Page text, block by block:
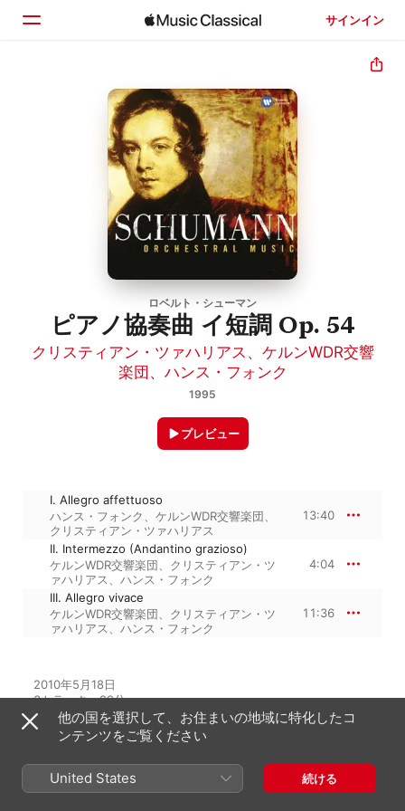
サインイン
見つける
ロベルト・シューマン
ピアノ協奏曲 イ短調 Op. 54
クリスティアン・ツァハリアス 、 ケルンWDR交響
楽団、 ハンス・フォンク
1995
プレビュー
I. Allegro affettuoso
ハンス・フォンク
ケルンWDR交響楽団
クリスティアン・ツァハリアス
13:40
II. Intermezzo (Andantino grazioso)
ケルンWDR交響楽団
クリスティアン・ツ
ァハリアス
ハンス・フォンク
4:04
III. Allegro vivace
ケルンWDR交響楽団
クリスティアン・ツ
ァハリアス
ハンス・フォンク
11:36
2010年5月18日
3トラック、29分
℗ This compilation 2010 EMI Records Ltd.
アルバムから
他の国を選択して、お住まいの地域に特化したコ
ンテンツをご覧ください
United States 続ける